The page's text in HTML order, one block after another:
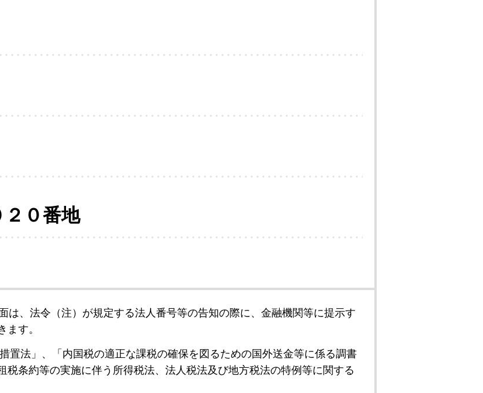
０番地
は、法令（注）が規定する法人番号等の告知の際に、金融機関等に提示す
ます。
置法」、「内国税の適正な課税の確保を図るための国外送金等に係る調書
税条約等の実施に伴う所得税法、法人税法及び地方税法の特例等に関する